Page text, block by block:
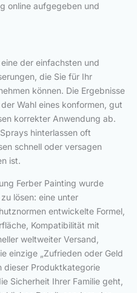
online aufgegeben und
der einfachsten und
die Sie für Ihr
können. Die Ergebnisse
Wahl eines konformen, gut
korrekter Anwendung ab.
hinterlassen oft
schnell oder versagen
ist.
Ferber Painting wurde
lösen: eine unter
entwickelte Formel,
Kompatibilität mit
weltweiter Versand,
einzige „Zufrieden oder Geld
dieser Produktkategorie
Sicherheit Ihrer Familie geht,